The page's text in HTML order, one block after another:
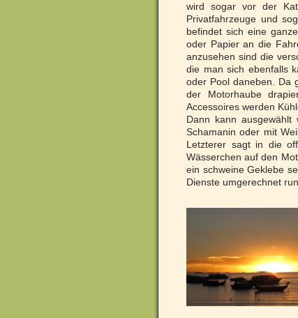
wird sogar vor der
Privatfahrzeuge und
befindet sich eine
oder Papier an die
anzusehen sind die
die man sich ebenfalls
oder Pool daneben. Da
der Motorhaube
Accessoires werden
Dann kann
Schamanin oder mit
Letzterer sagt in die
Wässerchen auf den
ein schweine Geklebe
Dienste umgerechnet